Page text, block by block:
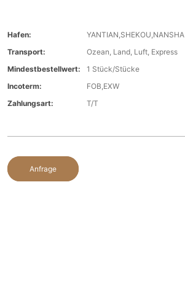
Hafen:
YANTIAN,SHEKOU,NANSHA
Transport:
Ozean, Land, Luft, Express
Mindestbestellwert:
1 Stück/Stücke
Incoterm:
FOB,EXW
Zahlungsart:
T/T
Anfrage